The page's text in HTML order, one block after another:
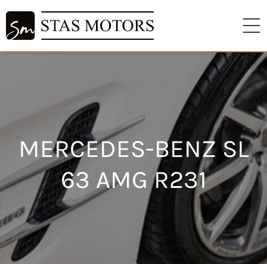
MERCEDES-BENZ SL
63 AMG R231